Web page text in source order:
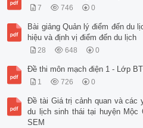
7 746 0
Bài giảng Quản lý điểm đến du
hiệu và định vị điểm đến du lịch
28 648 0
Đề thi môn mạch điện 1 - Lớp
1 726 0
Đề tài Giá trị cảnh quan và các
du lịch sinh thái tại huyện Mộc
SEM